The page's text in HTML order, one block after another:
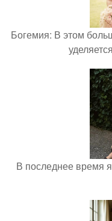
Богемия: В этом
В последнее время